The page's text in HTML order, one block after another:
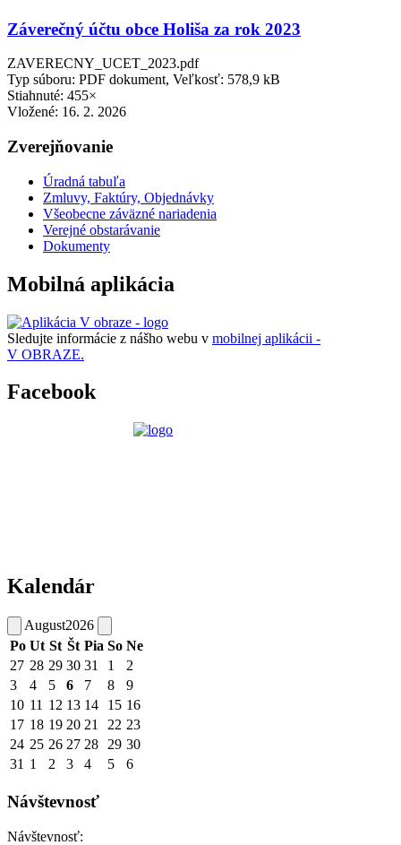
Záverečný účtu obce Holiša za rok 2023
ZAVERECNY_UCET_2023.pdf
Typ súboru: PDF dokument, Veľkosť: 578,9 kB
Stiahnuté: 455×
Vložené: 16. 2. 2026
Zverejňovanie
Úradná tabuľa
Zmluvy, Faktúry, Objednávky
Všeobecne záväzné nariadenia
Verejné obstarávanie
Dokumenty
Mobilná aplikácia
Sledujte informácie z nášho webu v mobilnej aplikácii -
V OBRAZE.
Facebook
Kalendár
August2026
Po Ut St Št Pia So Ne
27 28 29 30 31 1
2
3
4 5 6 7 8
9
10 11 12 13 14 15 16
17 18 19 20 21 22 23
24 25 26 27 28 29 30
31 1 2 3 4 5 6
Návštevnosť
Návštevnosť: